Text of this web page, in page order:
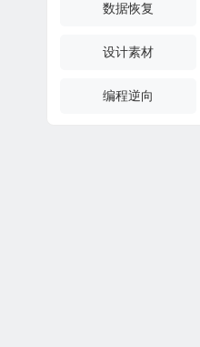
数据恢复
设计素材
编程逆向